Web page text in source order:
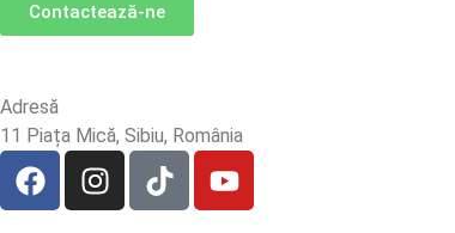
Contactează-ne
Adresă
11 Piața Mică, Sibiu, România